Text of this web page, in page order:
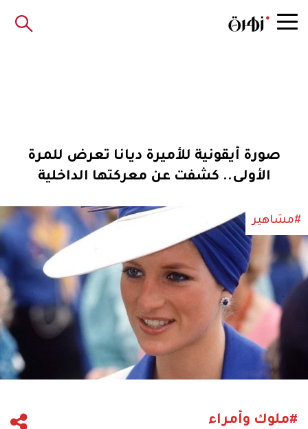
صورة أيقونية للأميرة ديانا تعرض للمرة
الأولى.. كشفت عن معركتها الداخلية
#مشاهير
#ملوك وأمراء